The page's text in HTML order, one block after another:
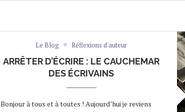
Le Blog Réflexions d'auteur
ARRÊTER D’ÉCRIRE : LE CAUCHEMAR
DES ÉCRIVAINS
Bonjour à tous et à toutes ! Aujourd’hui je reviens